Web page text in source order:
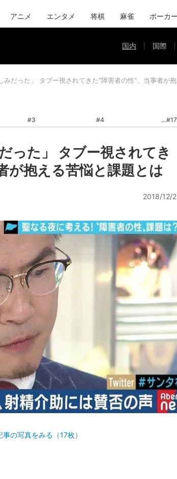
アニメ エンタメ 将棋 麻雀 ポーカー
国内 国際
みだった」 タブー視されてきた“障害者の性”、当事者が抱
#3 #4 #17
った」 タブー視されてき
が抱える苦悩と課題とは
2018/12/
事の写真をみる（17枚）